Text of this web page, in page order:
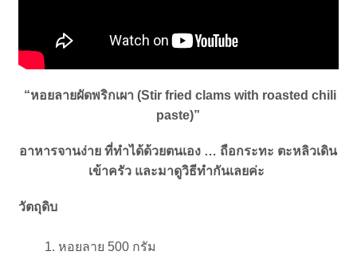
“หอยลายผัดพริกเผา (Stir fried clams with roasted chili
paste)”
อาหารจานง่าย ที่ทำได้ด้วยตนเอง … ถือกระทะ ตะหลิวเดิน
เข้าครัว และมาดูวิธีทำกันเลยค่ะ
วัตถุดิบ
หอยลาย 500 กรัม